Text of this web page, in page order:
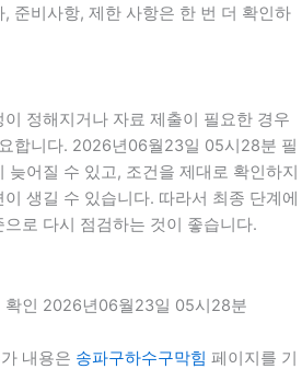
준비사항, 제한 사항은 한 번 더 확인하
정해지거나 자료 제출이 필요한 경우
합니다. 2026년06월23일 05시28분 필
늦어질 수 있고, 조건을 제대로 확인하지
생길 수 있습니다. 따라서 최종 단계에
로 다시 점검하는 것이 좋습니다.
확인 2026년06월23일 05시28분
내용은 송파구하수구막힘 페이지를 기